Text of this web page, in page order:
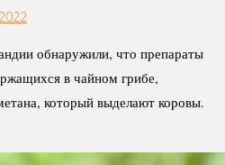
обнаружили, что препараты
в чайном грибе,
который выделают коровы.